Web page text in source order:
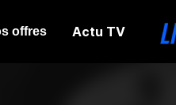
offres Actu TV